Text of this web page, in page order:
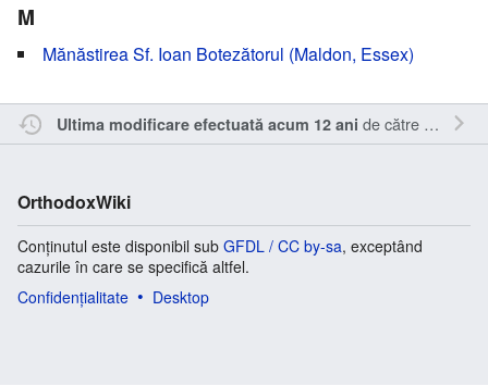
M
Mănăstirea Sf. Ioan Botezătorul (Maldon, Essex)
Ultima modificare efectuată acum 12 ani de către Nick15
OrthodoxWiki
Conținutul este disponibil sub GFDL / CC by-sa, exceptând
cazurile în care se specifică altfel.
Confidențialitate
Desktop